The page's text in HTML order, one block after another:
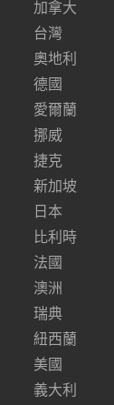
加拿大
台灣
奧地利
德國
愛爾蘭
挪威
捷克
新加坡
日本
比利時
法國
澳洲
瑞典
紐西蘭
美國
義大利